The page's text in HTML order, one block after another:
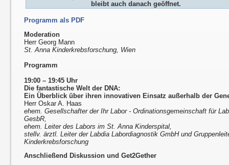
bleibt auch danach geöffnet.
Programm als PDF
Moderation
Herr Georg Mann
St. Anna Kinderkrebsforschung, Wien
Programm
19:00 – 19:45 Uhr
Die fantastische Welt der DNA:
Ein Überblick über ihren innovativen Einsatz außerhalb der
Herr Oskar A. Haas
ehem. Gesellschafter der Ihr Labor - Ordinationsgemeinschaft für
GesbR,
ehem. Leiter des Labors im St. Anna Kinderspital,
stellv. ärztl. Leiter der Labdia Labordiagnostik GmbH und
Kinderkrebsforschung
Anschließend Diskussion und Get2Gether